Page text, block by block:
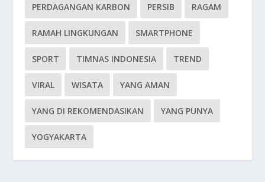
PERDAGANGAN KARBON PERSIB RAGAM
RAMAH LINGKUNGAN SMARTPHONE
SPORT TIMNAS INDONESIA TREND
VIRAL WISATA YANG AMAN
YANG DI REKOMENDASIKAN YANG PUNYA
YOGYAKARTA